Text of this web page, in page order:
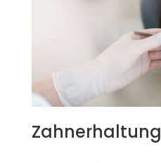
Zahnerhaltung